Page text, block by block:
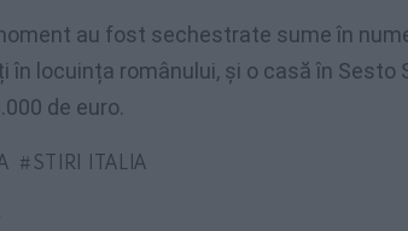
au fost sechestrate sume în
în locuința românului, și o casă în Sesto
de euro.
STIRI ITALIA